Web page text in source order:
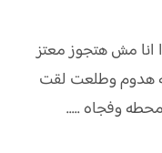
مش هتجوز معتز
هدوم وطلعت لقت
وفجاه .....